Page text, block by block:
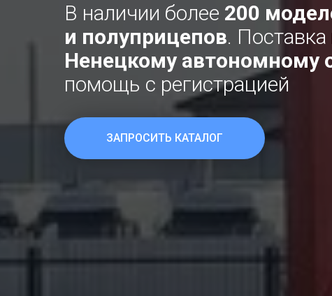
В наличии более 200
и полуприцепов.
Ненецкому автономному
помощь с регистрацией
ЗАПРОСИТЬ КАТАЛОГ